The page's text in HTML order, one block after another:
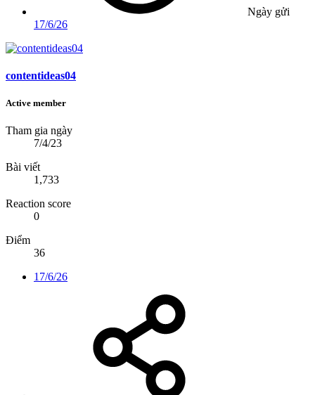
Ngày gửi
17/6/26
contentideas04
Active member
Tham gia ngày
7/4/23
Bài viết
1,733
Reaction score
0
Điểm
36
17/6/26